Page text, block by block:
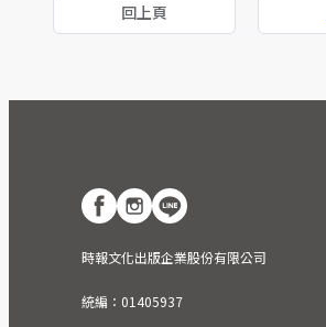
回上頁
時報文化出版企業股份有限公司
統編：01405937